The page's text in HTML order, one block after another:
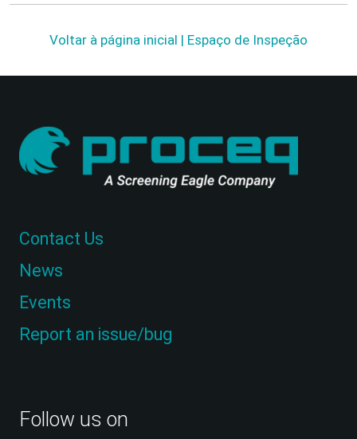
Voltar à página inicial | Espaço de Inspeção
Follow us on
Contact Us
News
Events
Report an issue/bug